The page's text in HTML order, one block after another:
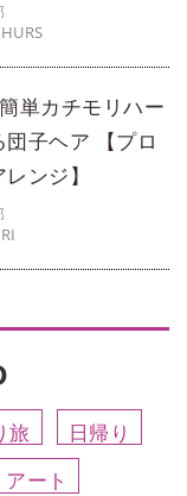
単カチモリハー
子ヘア 【プロ
ンジ】
旅
日帰り
ート